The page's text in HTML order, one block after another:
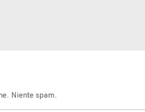
Niente spam.